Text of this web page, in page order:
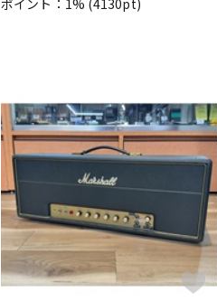
ポイント：1% (4130pt)